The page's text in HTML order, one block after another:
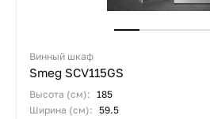
Винный шкаф
Smeg SCV115GS
Высота (см): 185
Ширина (см): 59.5